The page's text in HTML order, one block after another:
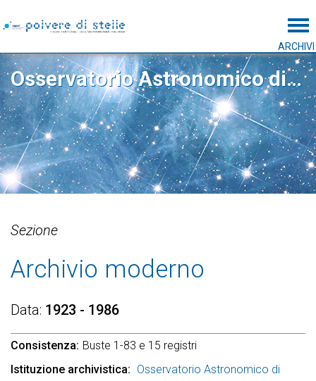
ARCHIVI
Osservatorio Astronomico di Padova
Sezione
Archivio moderno
Data 1923 - 1986
Consistenza Buste 1-83 e 15 registri
Istituzione archivistica
Osservatorio Astronomico di